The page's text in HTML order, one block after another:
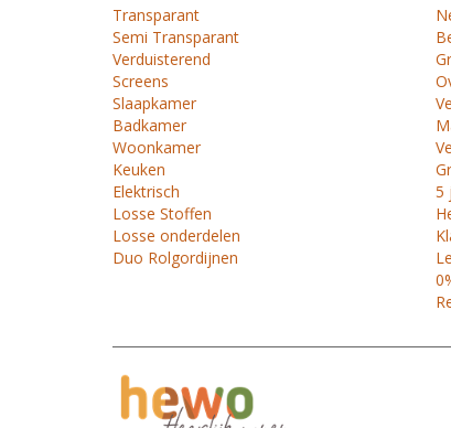
Transparant
Semi Transparant
Verduisterend
Screens
Slaapkamer
Badkamer
Woonkamer
Keuken
Elektrisch
Losse Stoffen
Losse onderdelen
Duo Rolgordijnen
5